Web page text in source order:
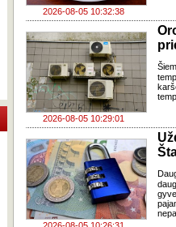
2026-08-05 10:32:38
2026-08-05 10:29:01